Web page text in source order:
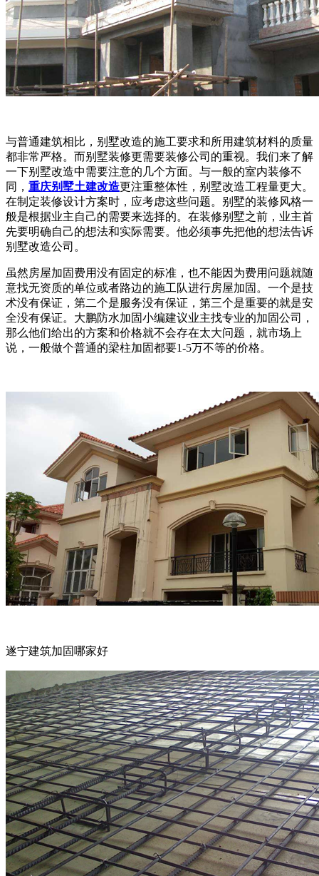
与普通建筑相比，别墅改造的施工要求和所用建筑材料的质量
都非常严格。而别墅装修更需要装修公司的重视。我们来了解
一下别墅改造中需要注意的几个方面。与一般的室内装修不
同， 重庆别墅土建改造更注重整体性，别墅改造工程量更大。
在制定装修设计方案时，应考虑这些问题。别墅的装修风格一
般是根据业主自己的需要来选择的。在装修别墅之前，业主首
先要明确自己的想法和实际需要。他必须事先把他的想法告诉
别墅改造公司。
虽然房屋加固费用没有固定的标准，也不能因为费用问题就随
意找无资质的单位或者路边的施工队进行房屋加固。一个是技
术没有保证，第二个是服务没有保证，第三个是重要的就是安
全没有保证。大鹏防水加固小编建议业主找专业的加固公司，
那么他们给出的方案和价格就不会存在太大问题，就市场上
说，一般做个普通的梁柱加固都要1-5万不等的价格。
遂宁建筑加固哪家好